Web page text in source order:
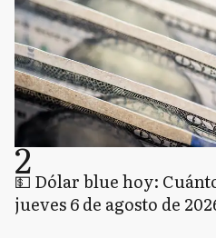
2
💵 Dólar blue hoy:
jueves 6 de agosto de